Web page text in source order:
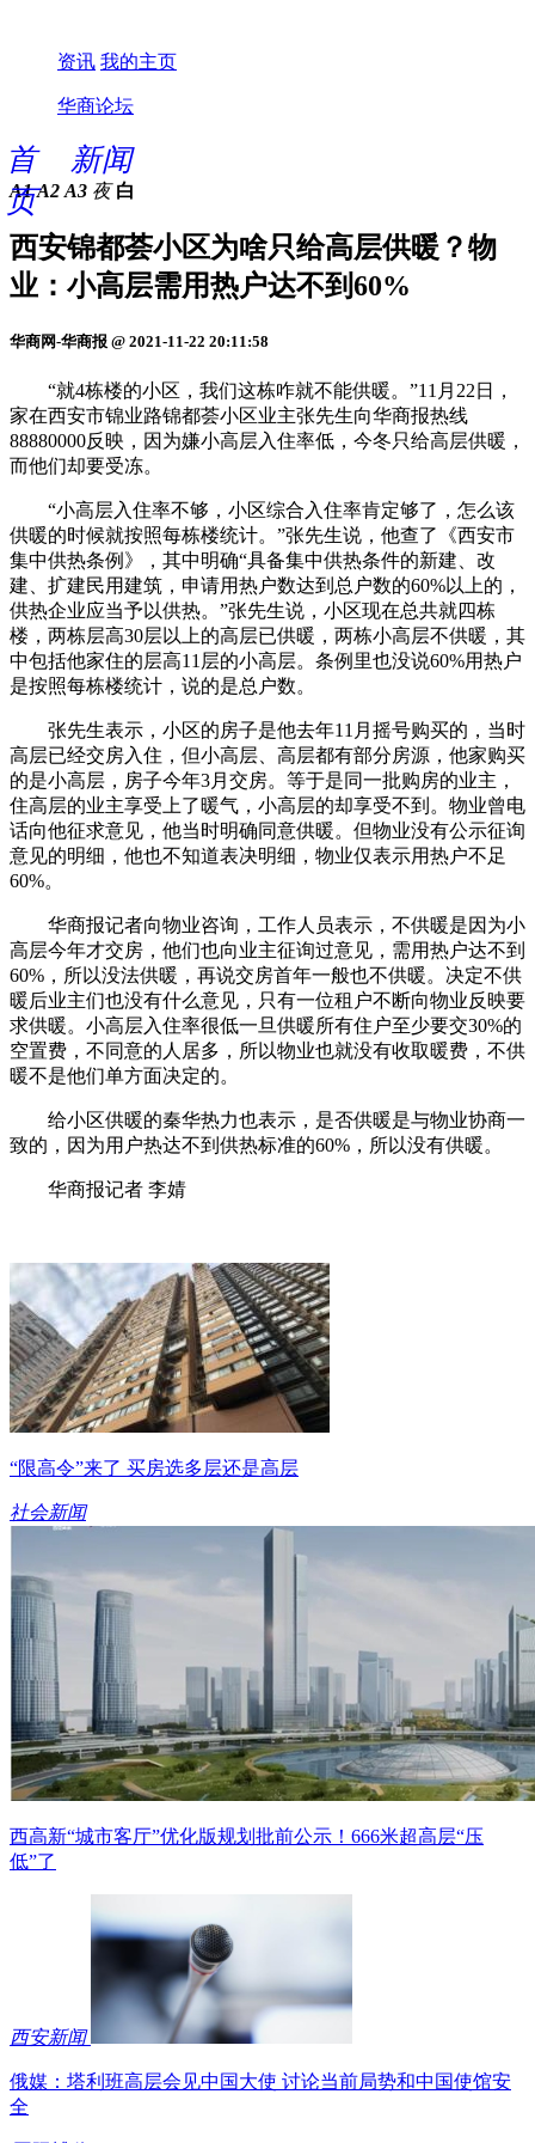
资讯 我的主页
华商论坛
首
页
新闻
A1 A2 A3 夜 白
西安锦都荟小区为啥只给高层供暖？物
业：小高层需用热户达不到60%
华商网-华商报 @ 2021-11-22 20:11:58
“就4栋楼的小区，我们这栋咋就不能供暖。”11月22日，
家在西安市锦业路锦都荟小区业主张先生向华商报热线
88880000反映，因为嫌小高层入住率低，今冬只给高层供暖，
而他们却要受冻。
“小高层入住率不够，小区综合入住率肯定够了，怎么该
供暖的时候就按照每栋楼统计。”张先生说，他查了《西安市
集中供热条例》，其中明确“具备集中供热条件的新建、改
建、扩建民用建筑，申请用热户数达到总户数的60%以上的，
供热企业应当予以供热。”张先生说，小区现在总共就四栋
楼，两栋层高30层以上的高层已供暖，两栋小高层不供暖，其
中包括他家住的层高11层的小高层。条例里也没说60%用热户
是按照每栋楼统计，说的是总户数。
张先生表示，小区的房子是他去年11月摇号购买的，当时
高层已经交房入住，但小高层、高层都有部分房源，他家购买
的是小高层，房子今年3月交房。等于是同一批购房的业主，
住高层的业主享受上了暖气，小高层的却享受不到。物业曾电
话向他征求意见，他当时明确同意供暖。但物业没有公示征询
意见的明细，他也不知道表决明细，物业仅表示用热户不足
60%。
华商报记者向物业咨询，工作人员表示，不供暖是因为小
高层今年才交房，他们也向业主征询过意见，需用热户达不到
60%，所以没法供暖，再说交房首年一般也不供暖。决定不供
暖后业主们也没有什么意见，只有一位租户不断向物业反映要
求供暖。小高层入住率很低一旦供暖所有住户至少要交30%的
空置费，不同意的人居多，所以物业也就没有收取暖费，不供
暖不是他们单方面决定的。
给小区供暖的秦华热力也表示，是否供暖是与物业协商一
致的，因为用户热达不到供热标准的60%，所以没有供暖。
华商报记者 李婧
“限高令”来了 买房选多层还是高层
社会新闻
西高新“城市客厅”优化版规划批前公示！666米超高层“压
低”了
西安新闻
俄媒：塔利班高层会见中国大使 讨论当前局势和中国使馆安
全